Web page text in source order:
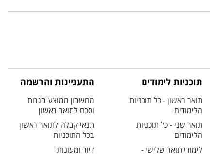
תוכניות לימודים
תואר ראשון - כל תוכניות
הלימודים
תואר שני - כל תוכניות
הלימודים
לימודי תואר שלישי -
התעניינות והרשמה
מחשבון ממוצע בגרות
וסכם לתואר ראשון
תנאי קבלה לתואר ראשון
בכל התוכניות
דיור ומעונות